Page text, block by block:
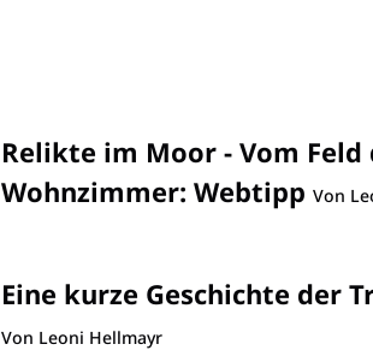
Relikte im Moor - Vom
Wohnzimmer: Webtipp Von
Eine kurze Geschichte der
Von Leoni Hellmayr